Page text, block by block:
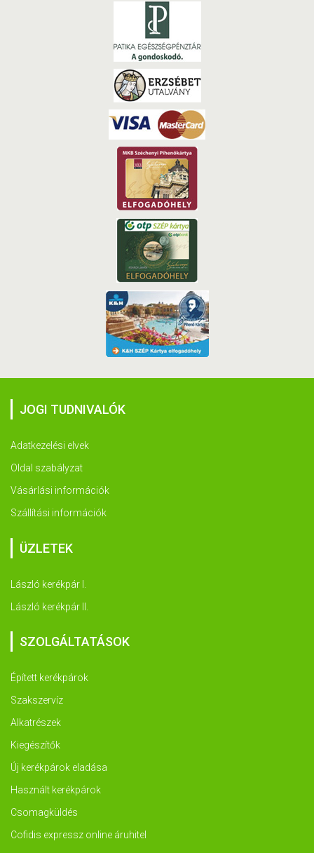
JOGI TUDNIVALÓK
Adatkezelési elvek
Oldal szabályzat
Vásárlási információk
Szállítási információk
ÜZLETEK
László kerékpár I.
László kerékpár II.
SZOLGÁLTATÁSOK
Épített kerékpárok
Szakszervíz
Alkatrészek
Kiegészítők
Új kerékpárok eladása
Használt kerékpárok
Csomagküldés
Cofidis expressz online áruhitel